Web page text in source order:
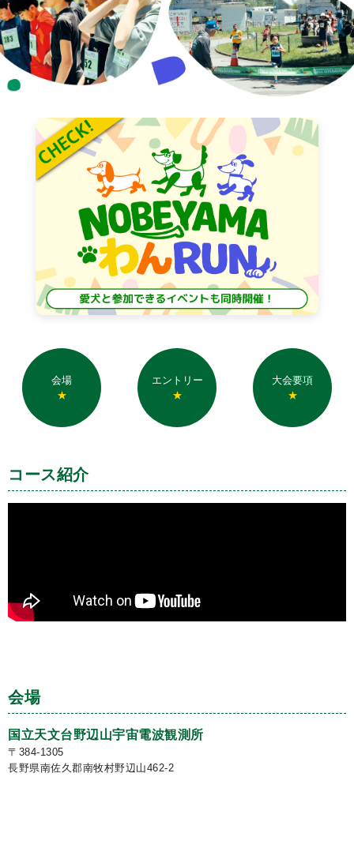
会場
★
エントリー
★
大会要項
★
コース紹介
会場
国立天文台野辺山宇宙電波観測所
〒384-1305
長野県南佐久郡南牧村野辺山462-2